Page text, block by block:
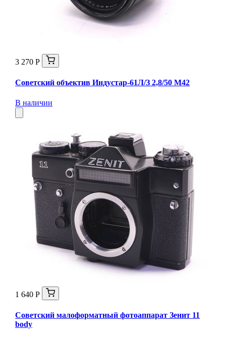
3 270 Р
Советский объектив Индустар-61Л/З 2,8/50 М42
В наличии
1 640 Р
Советский малоформатный фотоаппарат Зенит 11
body